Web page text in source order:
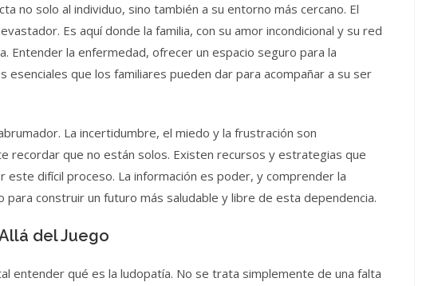
no solo al individuo, sino también a su entorno más cercano. El
Es aquí donde la familia, con su amor incondicional y su red
Entender la enfermedad, ofrecer un espacio seguro para la
esenciales que los familiares pueden dar para acompañar a su ser
La incertidumbre, el miedo y la frustración son
recordar que no están solos. Existen recursos y estrategias que
este difícil proceso. La información es poder, y comprender la
construir un futuro más saludable y libre de esta dependencia.
del Juego
entender qué es la ludopatía. No se trata simplemente de una falta